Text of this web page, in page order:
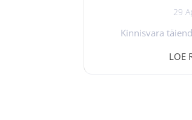
29
Kinnisvara
LOE